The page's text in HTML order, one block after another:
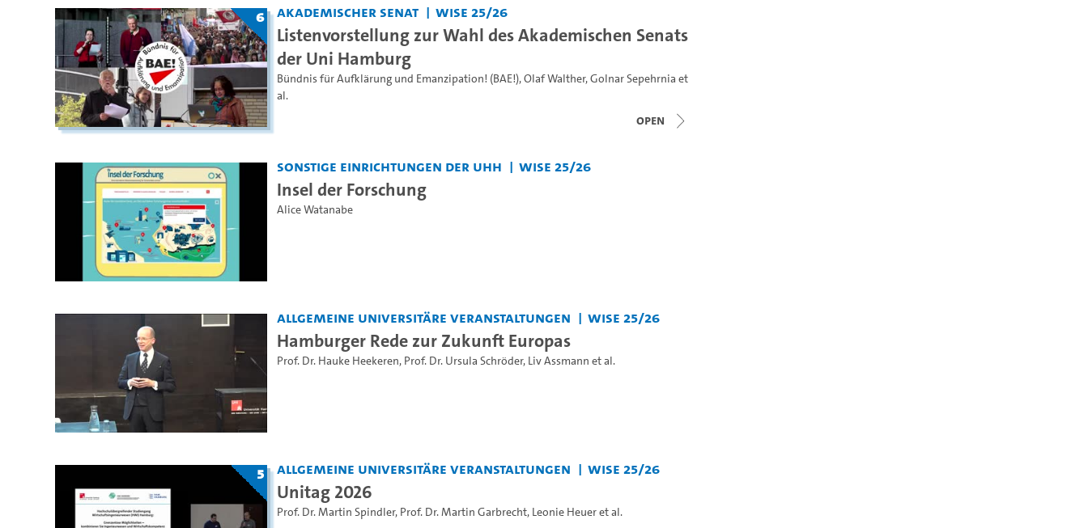
6 Akademischer Senat WiSe 25/26
Listenvorstellung zur Wahl des Akademischen Senats
der Uni Hamburg
Bündnis für Aufklärung und Emanzipation! (BAE!),Olaf Walther,Golnar Sepehrnia et
al.
open
Sonstige Einrichtungen der UHH WiSe 25/26
Insel der Forschung
Alice Watanabe
Allgemeine universitäre Veranstaltungen WiSe 25/26
Hamburger Rede zur Zukunft Europas
Prof. Dr. Hauke Heekeren, Prof. Dr. Ursula Schröder, Liv Assmann et al.
5 Allgemeine universitäre Veranstaltungen WiSe 25/26
Unitag 2026
Prof. Dr. Martin Spindler, Prof. Dr. Martin Garbrecht, Leonie Heueret al.